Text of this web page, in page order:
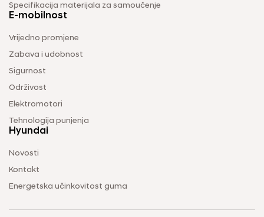
Specifikacija materijala za samoučenje
E-mobilnost
Vrijedno promjene
Zabava i udobnost
Sigurnost
Održivost
Elektromotori
Tehnologija punjenja
Hyundai
Novosti
Kontakt
Energetska učinkovitost guma